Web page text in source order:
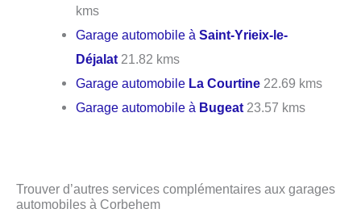
kms
Garage automobile àSaint-Yrieix-le-
Déjalat 21.82 kms
Garage automobile La Courtine 22.69 kms
Garage automobile à Bugeat 23.57 kms
Trouver d’autres services complémentaires aux garages
automobiles à Corbehem